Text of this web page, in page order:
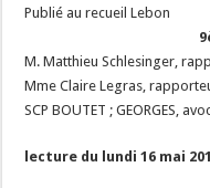
Publié au recueil Lebon
M. Matthieu Schlesinger,
Mme Claire Legras,
SCP BOUTET ; GEORGES,
lecture du lundi 16 mai